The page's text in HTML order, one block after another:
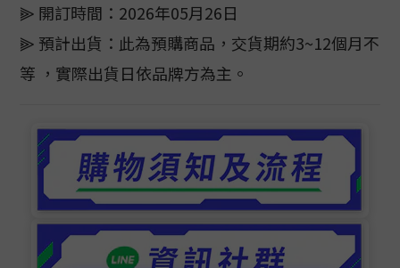
⫸ 開訂時間：2026年05月26日
⫸ 預計出貨：此為預購商品，交貨期約3~12個月不
等 ，實際出貨日依品牌方為主。